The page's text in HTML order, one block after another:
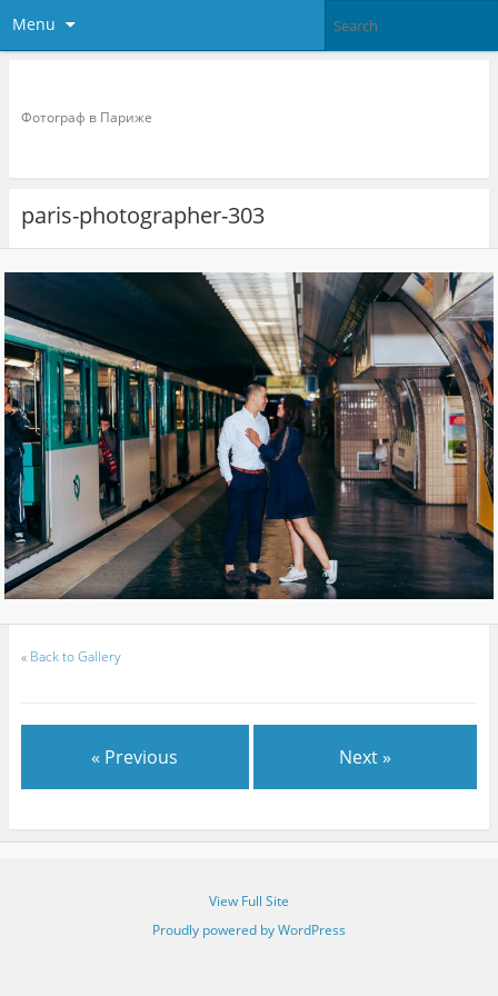
Menu
Фотограф в Париже
paris-photographer-303
« Back to Gallery
« Previous Next »
View Full Site
Proudly powered by WordPress